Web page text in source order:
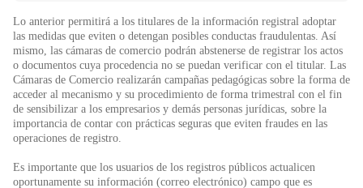
Lo anterior permitirá a los titulares de la información registral adoptar
las medidas que eviten o detengan posibles conductas fraudulentas. Así
mismo, las cámaras de comercio podrán abstenerse de registrar los actos
o documentos cuya procedencia no se puedan verificar con el titular. Las
Cámaras de Comercio realizarán campañas pedagógicas sobre la forma de
acceder al mecanismo y su procedimiento de forma trimestral con el fin
de sensibilizar a los empresarios y demás personas jurídicas, sobre la
importancia de contar con prácticas seguras que eviten fraudes en las
operaciones de registro.
Es importante que los usuarios de los registros públicos actualicen
oportunamente su información (correo electrónico) campo que es